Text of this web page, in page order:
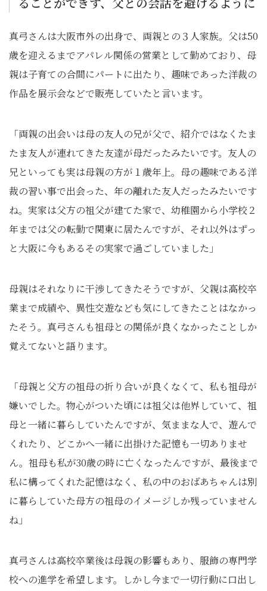
真弓さんは大阪市外の出身で、両親との３人家族。父は50
歳を迎えるまでアパレル関係の営業として勤めており、母
親は子育ての合間にパートに出たり、趣味であった洋裁の
作品を展示会などで販売していたと言います。
「両親の出会いは母の友人の兄が父で、紹介ではなくたま
たま友人が連れてきた友達が母だったみたいです。友人の
兄といっても実は母親の方が１歳年上。母の趣味である洋
裁の習い事で出会った、年の離れた友人だったみたいです
ね。実家は父方の祖父が建てた家で、幼稚園から小学校２
年までは父の転勤で関東に居たんですが、それ以外はずっ
と大阪に今もあるその実家で過ごしていました」
母親はそれなりに干渉してきたそうですが、父親は高校卒
業まで成績や、異性交遊なども気にしてきたことはなかっ
たそう。真弓さんも祖母との関係が良くなかったことしか
覚えてないと語ります。
「母親と父方の祖母の折り合いが良くなくて、私も祖母が
嫌いでした。物心がついた頃には祖父は他界していて、祖
母と一緒に暮らしていたんですが、気ままな人で、遊んで
くれたり、どこかへ一緒に出掛けた記憶も一切ありませ
ん。祖母も私が30歳の時に亡くなったんですが、最後まで
私に構ってくれた記憶はなく、私の中のおばあちゃんは別
に暮らしていた母方の祖母のイメージしか残っていません
ね」
真弓さんは高校卒業後は母親の影響もあり、服飾の専門学
校への進学を希望します。しかし今まで一切行動に口出し